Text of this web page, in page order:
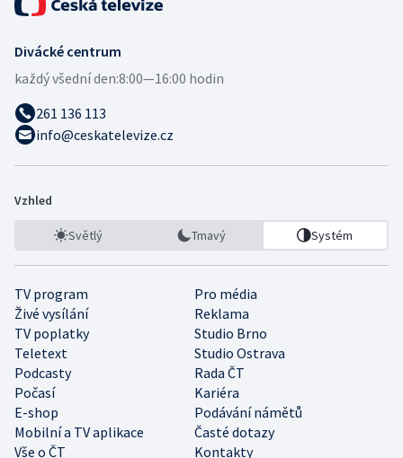
Divácké centrum
každý všední den:8:00—16:00 hodin
261 136 113
info@ceskatelevize.cz
Vzhled
Světlý Tmavý Systém
TV program
Pro média
Živé vysílání
Reklama
TV poplatky
Studio Brno
Teletext
Studio Ostrava
Podcasty
Rada ČT
Počasí
Kariéra
E-shop
Podávání námětů
Mobilní a TV aplikace
Časté dotazy
Vše o ČT
Kontakty